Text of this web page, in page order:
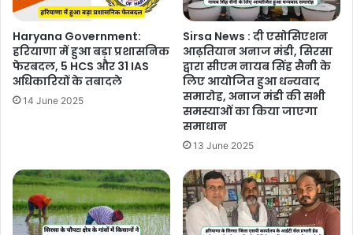
Haryana Government:
हरियाणा में हुआ बड़ा प्रशासनिक
फेरबदल, 5 HCS और 31 IAS
अधिकारियों के तबादले
14 June 2025
Sirsa News : दी एसोसिएशन
आढ़तियान अनाज मंडी, सिरसा
द्वारा सीएम नायब सिंह सैनी के
लिए आयोजित हुआ धन्यवाद
समारोह, अनाज मंडी की सभी
समस्याओं का किया जाएगा
समाधान
13 June 2025